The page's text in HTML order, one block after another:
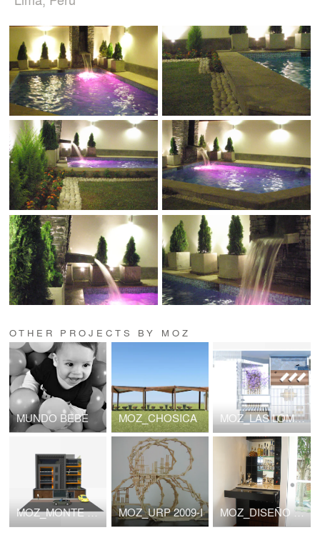
OTHER PROJECTS BY MOZ
MUNDO BEBE MOZ_CHOSICA MOZ_LAS LOMAS DEL MAR
MOZ_MONTE DE OCA MOZ_URP 2009-I MOZ_DISEÑO DE MUEBLES